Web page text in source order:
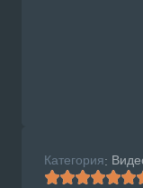
Категория: